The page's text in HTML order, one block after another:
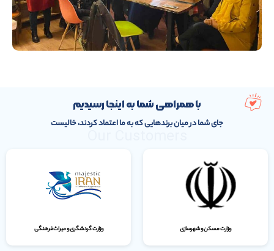
با همراهی شما به اینجا رسیدیم
جای شما در میان برندهایی که به ما اعتماد کردند، خالیست
وزارت مسکن و شهرسازی وزارت گردشگری و میراث‌فرهنگی